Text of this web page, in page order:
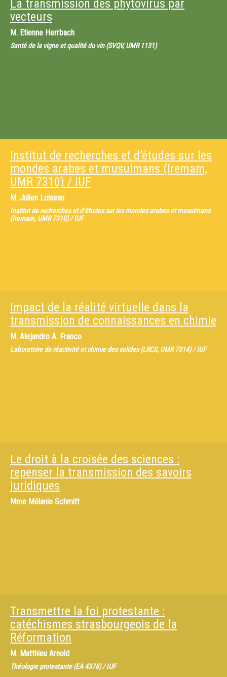
La transmission des phytovirus par
vecteurs
M. Etienne Herrbach
Santé de la vigne et qualité du vin (SVQV, UMR 1131)
Institut de recherches et d’études sur les
mondes arabes et musulmans (Iremam,
UMR 7310) / IUF
M. Julien Loiseau
Institut de recherches et d’études sur les mondes arabes et musulmans
(Iremam, UMR 7310) / IUF
Impact de la réalité virtuelle dans la
transmission de connaissances en chimie
M. Alejandro A. Franco
Laboratoire de réactivité et chimie des solides (LRCS, UMR 7314) / IUF
Le droit à la croisée des sciences :
repenser la transmission des savoirs
juridiques
Mme Mélanie Schmitt
Transmettre la foi protestante :
catéchismes strasbourgeois de la
Réformation
M. Matthieu Arnold
Théologie protestante (EA 4378) / IUF